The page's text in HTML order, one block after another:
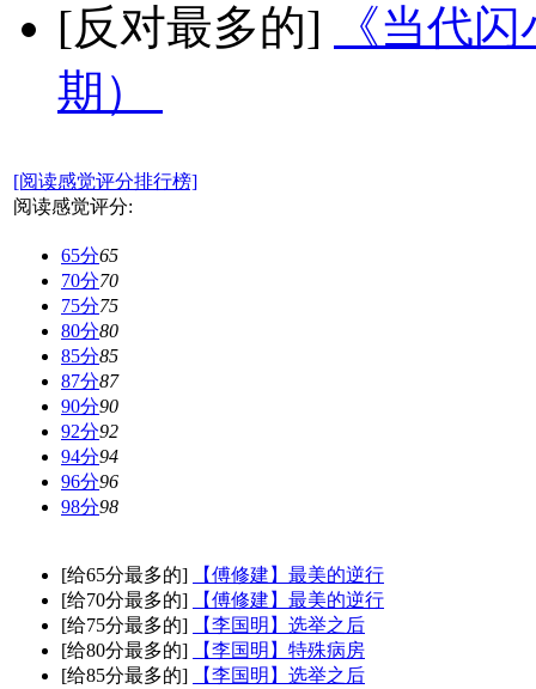
[反对最多的]
《当代
期）
[阅读感觉评分排行榜]
阅读感觉评分:
65分65
70分70
75分75
80分80
85分85
87分87
90分90
92分92
94分94
96分96
98分98
[给65分最多的]
【傅修建】最美的逆行
[给70分最多的]
【傅修建】最美的逆行
[给75分最多的]
【李国明】选举之后
[给80分最多的]
【李国明】特殊病房
[给85分最多的]
【李国明】选举之后